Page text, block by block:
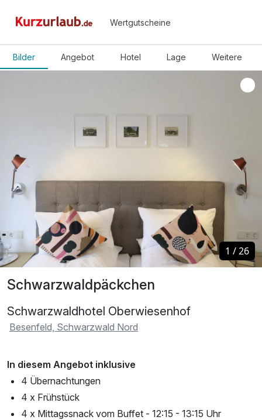
Wertgutscheine
Bilder Angebot Hotel Lage Weitere
Schwarzwaldpäckchen
Schwarzwaldhotel Oberwiesenhof
Besenfeld, Schwarzwald Nord
1 /26
1 /26
In diesem Angebot inklusive
4 Übernachtungen
4 x Frühstück
4 x Mittagssnack vom Buffet - 12:15 - 13:15 Uhr